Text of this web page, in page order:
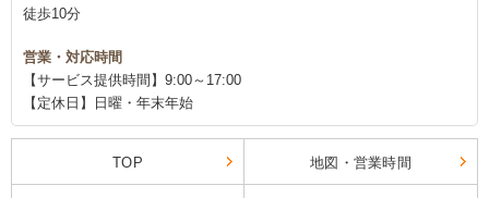
徒歩10分
営業・対応時間
【サービス提供時間】9:00～17:00
【定休日】日曜・年末年始
TOP 地図・営業時間